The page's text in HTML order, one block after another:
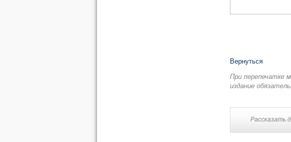
Вернуться
При перепечатке
издание
Рассказать